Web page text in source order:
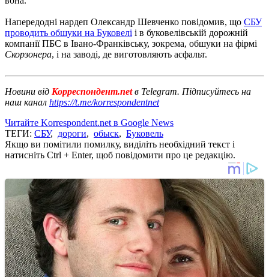
Напередодні нардеп Олександр Шевченко повідомив, що СБУ
проводить обшуки на Буковелі і в буковелівській дорожній
компанії ПБС в Івано-Франківську, зокрема, обшуки на фірмі
Скорзонера, і на заводі, де виготовляють асфальт.
Новини від Корреспондент.netв Telegram. Підписуйтесь на
наш канал https://t.me/korrespondentnet
Читайте Korrespondent.net в Google News
ТЕГИ: СБУ, дороги, обыск, Буковель
Якщо ви помітили помилку, виділіть необхідний текст і
натисніть Ctrl + Enter, щоб повідомити про це редакцію.